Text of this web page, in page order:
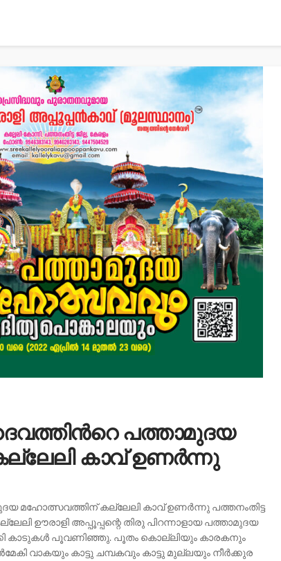
പത്താമുദയ
കാവ് ഉണർന്നു
മഹോത്സവത്തിന് കല്ലേലി കാവ് ഉണർന്നു പത്തനംതിട്ട
ഊരാളി അപ്പൂപ്പന്റെ തിരു പിറന്നാളായ പത്താമുദയ
കാടുകൾ പൂവണിഞ്ഞു. പൂതം കൊല്ലിയും കാരകനും
വാകയും കാട്ടു ചമ്പകവും കാട്ടു മുല്ലയും നീർക്കുര